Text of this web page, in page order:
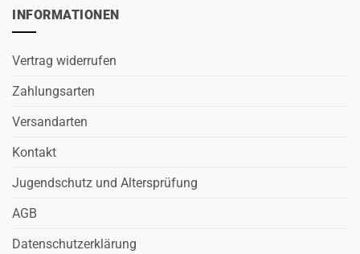
INFORMATIONEN
Vertrag widerrufen
Zahlungsarten
Versandarten
Kontakt
Jugendschutz und Altersprüfung
AGB
Datenschutzerklärung